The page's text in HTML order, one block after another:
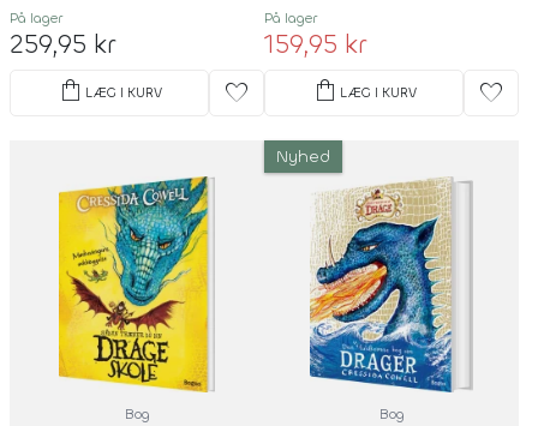
På lager
259,95 kr
shopping_bag LÆG I KURV favorite
På lager
159,95 kr
shopping_bag LÆG I KURV favorite
Bog
Nyhed
Bog